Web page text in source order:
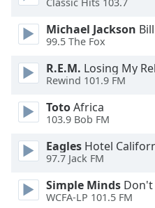
dialog
window.
Escape
cancel
and
close
Text
Color
Classic Hits 103.7
Michael Jackson
99.5 The Fox
R.E.M. Losing My
Rewind 101.9 FM
TotoAfrica
103.9 Bob FM
Eagles Hotel
97.7 Jack FM
Simple Minds Don't
WCFA-LP 101.5 FM